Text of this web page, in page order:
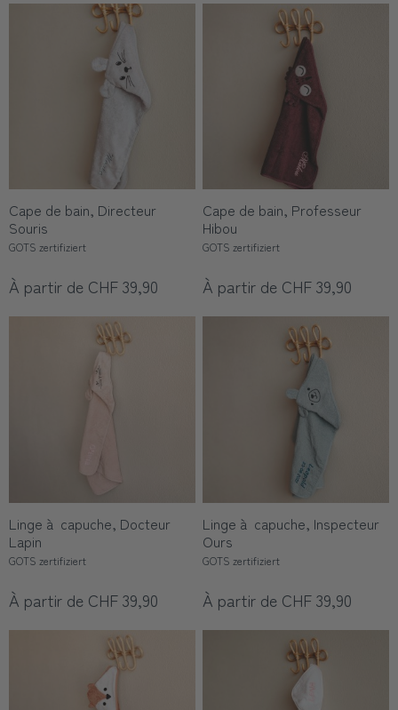
Cape de bain, Directeur
Souris
GOTS zertifiziert
À partir de CHF 39,90
Cape de bain, Professeur
Hibou
GOTS zertifiziert
À partir de CHF 39,90
Linge à capuche, Docteur
Lapin
GOTS zertifiziert
À partir de CHF 39,90
Linge à capuche, Inspecteur
Ours
GOTS zertifiziert
À partir de CHF 39,90